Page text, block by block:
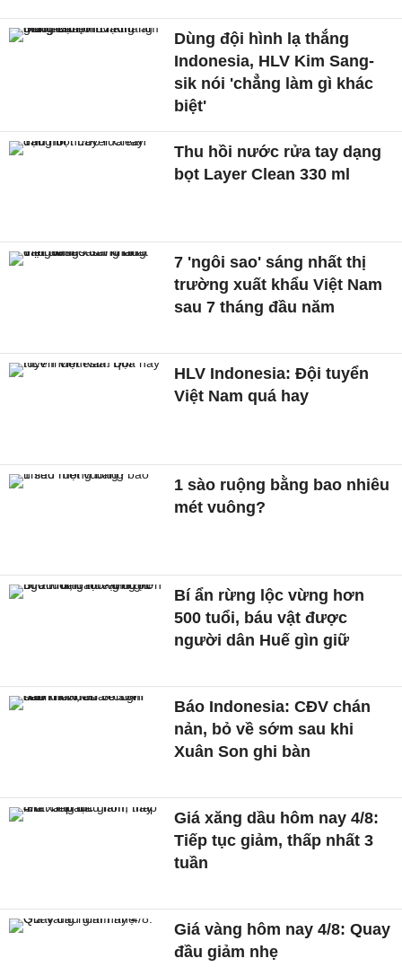
Dùng đội hình lạ thắng
Indonesia, HLV Kim Sang-
sik nói 'chẳng làm gì khác
biệt'
Thu hồi nước rửa tay dạng
bọt Layer Clean 330 ml
7 'ngôi sao' sáng nhất thị
trường xuất khẩu Việt Nam
sau 7 tháng đầu năm
HLV Indonesia: Đội tuyển
Việt Nam quá hay
1 sào ruộng bằng bao nhiêu
mét vuông?
Bí ẩn rừng lộc vừng hơn
500 tuổi, báu vật được
người dân Huế gìn giữ
Báo Indonesia: CĐV chán
nản, bỏ về sớm sau khi
Xuân Son ghi bàn
Giá xăng dầu hôm nay 4/8:
Tiếp tục giảm, thấp nhất 3
tuần
Giá vàng hôm nay 4/8: Quay
đầu giảm nhẹ